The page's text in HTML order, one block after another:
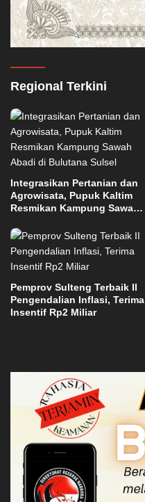
Regional Terkini
Integrasikan Pertanian dan
Agrowisata, Pupuk Kaltim
Resmikan Kampung Sawah
Pemprov Sulteng Terbaik II
Pengendalian Inflasi, Terima
Insentif Rp2 Miliar